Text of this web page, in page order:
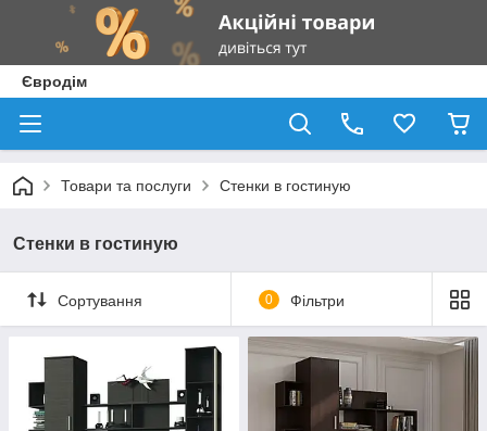
Євродім
Товари та послуги Стенки в гостиную
Стенки в гостиную
Сортування 0 Фільтри